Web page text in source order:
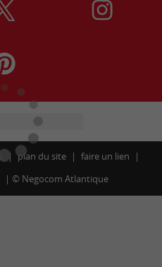
plan du site
faire un lien
© Negocom Atlantique